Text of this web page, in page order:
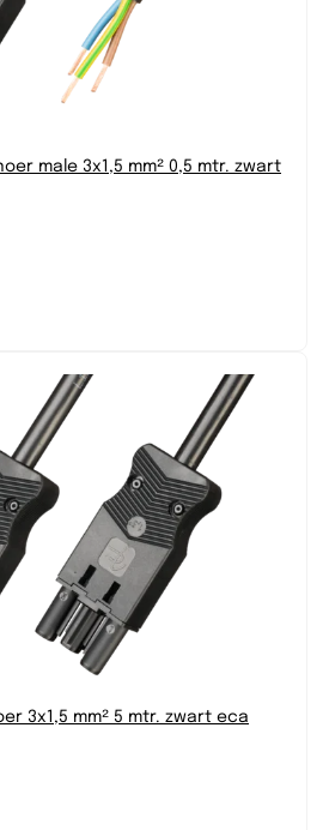
male 3x1,5 mm² 0,5 mtr. zwart
3x1,5 mm² 5 mtr. zwart eca